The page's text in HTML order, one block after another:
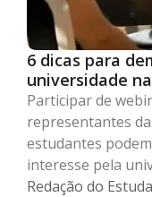
6 dicas para
universidade
Participar de
representantes
estudantes
interesse pela
Redação do